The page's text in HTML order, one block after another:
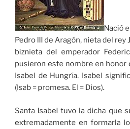
Nació
Pedro III de Aragón, nieta del rey
biznieta del emperador
pusieron este nombre en honor
Isabel de Hungría. Isabel
(Isab = promesa. El = Dios).
Santa Isabel tuvo la dicha que
extremadamente en formarla